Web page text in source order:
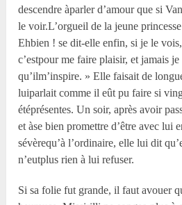
descendre àparler d’amour que si
le voir.L’orgueil de la jeune
Ehbien ! se dit-elle enfin, si je le
c’estpour me faire plaisir, et jamais
qu’ilm’inspire. » Elle faisait de
luiparlait comme il eût pu faire si
étéprésentes. Un soir, après avoir
et àse bien promettre d’être avec lui
sévèrequ’à l’ordinaire, elle lui dit
n’eutplus rien à lui refuser.
Si sa folie fut grande, il faut avouer